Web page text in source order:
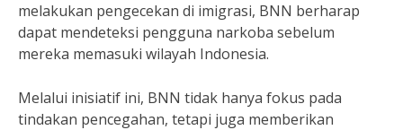
melakukan pengecekan di imigrasi, BNN berharap
dapat mendeteksi pengguna narkoba sebelum
mereka memasuki wilayah Indonesia.
Melalui inisiatif ini, BNN tidak hanya fokus pada
tindakan pencegahan, tetapi juga memberikan